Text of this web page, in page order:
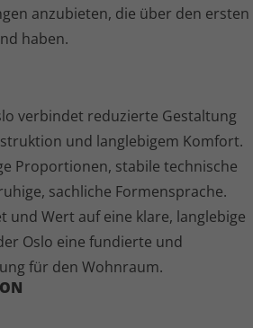
anzubieten, die über den ersten
haben.
verbindet reduzierte Gestaltung
und langlebigem Komfort.
Proportionen, stabile technische
sachliche Formensprache.
und Wert auf eine klare, langlebige
Oslo eine fundierte und
für den Wohnraum.